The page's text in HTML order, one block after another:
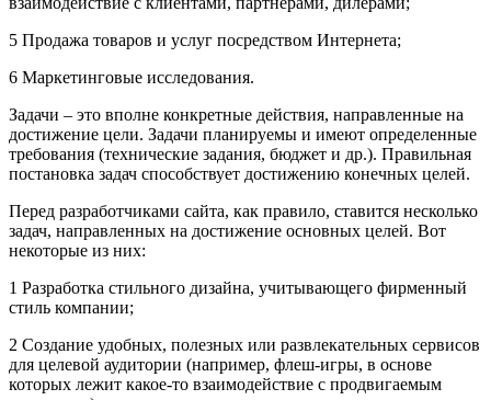
5 Продажа товаров и услуг посредством Интернета;
6 Маркетинговые исследования.
Задачи – это вполне конкретные действия, направленные на
достижение цели. Задачи планируемы и имеют определенные
требования (технические задания, бюджет и др.). Правильная
постановка задач способствует достижению конечных целей.
Перед разработчиками сайта, как правило, ставится несколько
задач, направленных на достижение основных целей. Вот
некоторые из них:
1 Разработка стильного дизайна, учитывающего фирменный
стиль компании;
2 Создание удобных, полезных или развлекательных сервисов
для целевой аудитории (например, флеш-игры, в основе
которых лежит какое-то взаимодействие с продвигаемым